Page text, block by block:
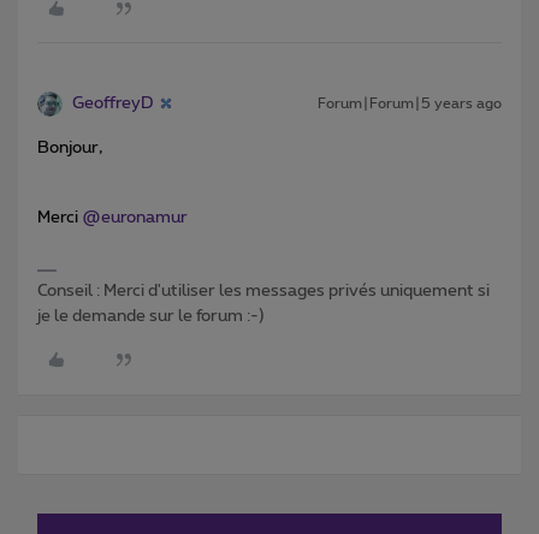
GeoffreyD Forum|Forum|5 years ago
Bonjour,
Merci @euronamur
Conseil : Merci d'utiliser les messages privés uniquement si
je le demande sur le forum :-)